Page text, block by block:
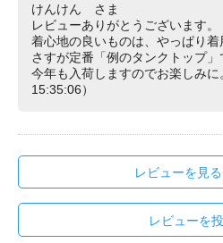
けんけん さま
レビューありがとうございます。
着心地の良いものは、やっぱり着
さすが定番「例のタンクトップ」
今年も入荷しますのでお楽しみ
15:35:06）
レビューを見
レビューを